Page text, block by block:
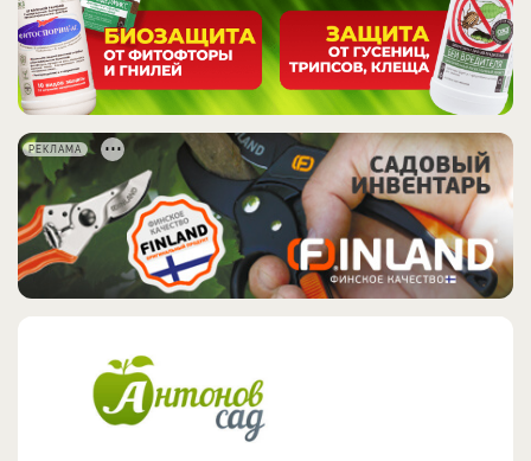
РЕКЛАМА